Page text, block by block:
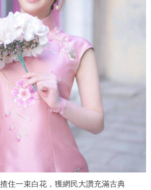
住一束白花，獲網民大讚充滿古典